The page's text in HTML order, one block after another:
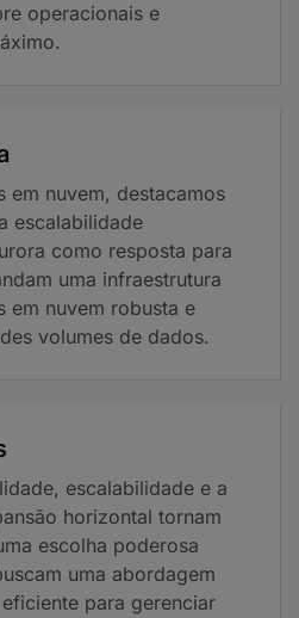
operacionais e
em nuvem, destacamos
escalabilidade
como resposta para
uma infraestrutura
em nuvem robusta e
volumes de dados.
escalabilidade e a
horizontal tornam
escolha poderosa
uma abordagem
para gerenciar